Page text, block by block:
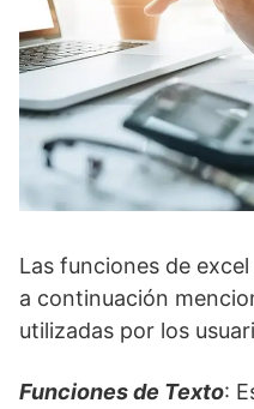
Las funciones de
a continuación
utilizadas por los
Funciones de Texto: